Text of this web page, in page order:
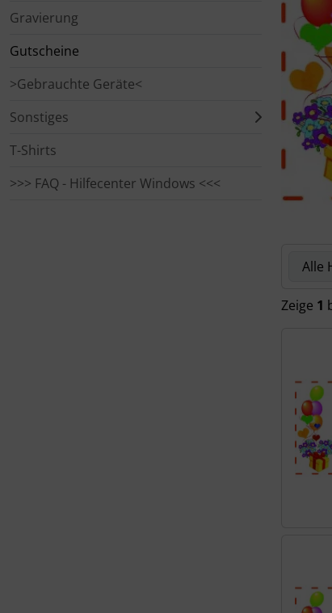
Gravierung
Gutscheine
>Gebrauchte Geräte<
Sonstiges
T-Shirts
>>> FAQ - Hilfecenter Windows <<<
Zeige 1
Namenstassen
Ostern
Schiffe